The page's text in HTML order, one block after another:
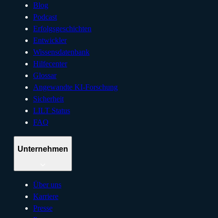
Blog
Podcast
Erfolgsgeschichten
Entwickler
Wissensdatenbank
Hilfecenter
Glossar
Angewandte KI-Forschung
Sicherheit
LILT Status
FAQ
Unternehmen
Über uns
Karriere
Presse